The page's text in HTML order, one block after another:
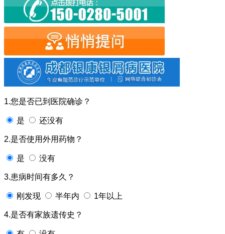
1.您是否已到医院确诊？
是 还没有
2.是否使用外用药物？
是 没有
3.患病时间有多久？
刚发现 半年内 1年以上
4.是否有家族遗传史？